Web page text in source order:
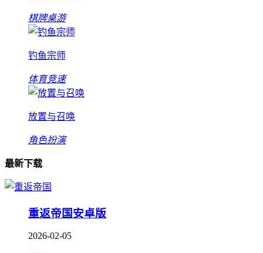
棋牌桌游
钓鱼宗师
体育竞速
放置与召唤
角色扮演
最新下载
重返帝国安卓版
2026-02-05